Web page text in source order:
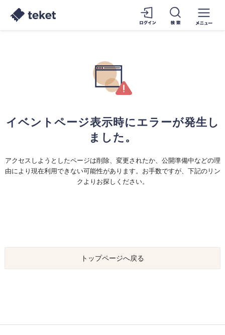
イベントページ表示時にエラーが発生し
ました。
アクセスしようとしたページは削除、変更されたか、公開準備中などの理
由により現在利用できない可能性があります。お手数ですが、下記のリン
クよりお探しください。
トップページへ戻る